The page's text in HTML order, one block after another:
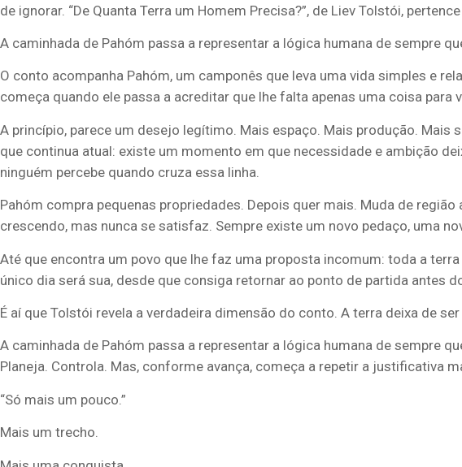
de ignorar. “De Quanta Terra um Homem Precisa?”, de Liev Tolstói,
A caminhada de Pahóm passa a representar a lógica humana de sempre
O conto acompanha Pahóm, um camponês que leva uma vida simples e
começa quando ele passa a acreditar que lhe falta apenas uma coisa para
A princípio, parece um desejo legítimo. Mais espaço. Mais produção. Mais
que continua atual: existe um momento em que necessidade e ambição
ninguém percebe quando cruza essa linha.
Pahóm compra pequenas propriedades. Depois quer mais. Muda de
crescendo, mas nunca se satisfaz. Sempre existe um novo pedaço, uma
Até que encontra um povo que lhe faz uma proposta incomum: toda a
único dia será sua, desde que consiga retornar ao ponto de partida antes
É aí que Tolstói revela a verdadeira dimensão do conto. A terra deixa de
A caminhada de Pahóm passa a representar a lógica humana de sempre
Planeja. Controla. Mas, conforme avança, começa a repetir a justificativa
“Só mais um pouco.”
Mais um trecho.